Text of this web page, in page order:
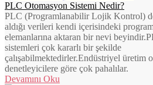
PLC Otomasyon Sistemi Nedir?
PLC (Programlanabilir Lojik Kontrol)
aldığı verileri kendi içerisindeki
elemanlarına aktaran bir nevi
sistemleri çok kararlı bir şekilde
çalışabilmektedirler.Endüstriyel üretim
denetleyicilere göre çok pahalılar.
Devamını Oku